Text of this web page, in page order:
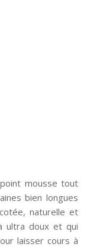
mousse tout
bien longues
naturelle et
ultra doux et qui
laisser cours à